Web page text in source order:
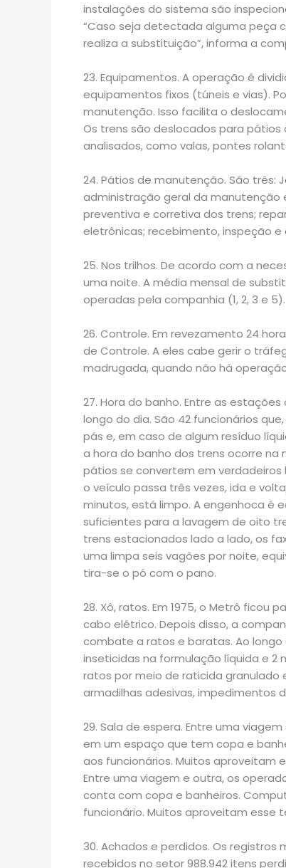
instalações do sistema são
“Caso seja detectada alguma peça
realiza a substituição”, informa a
23. Equipamentos. A operação é
equipamentos fixos (túneis e vias).
manutenção. Isso facilita o
Os trens são deslocados para
analisados, como valas, pontes
24. Pátios de manutenção. São três:
administração geral da manutenção
preventiva e corretiva dos trens;
eletrônicas; recebimento, inspeção
25. Nos trilhos. De acordo com a
uma noite. A média mensal de
operadas pela companhia (1, 2, 3 e 5).
26. Controle. Em revezamento 24
de Controle. A eles cabe gerir o
madrugada, quando não há
27. Hora do banho. Entre as
longo do dia. São 42 funcionários
pás e, em caso de algum resíduo
a hora do banho dos trens ocorre na
pátios se convertem em verdadeiros
o veículo passa três vezes, ida e
minutos, está limpo. A engenhoca é
suficientes para a lavagem de oito
trens estacionados lado a lado, os
uma limpa seis vagões por noite,
tira-se o pó com o pano.
28. Xô, ratos. Em 1975, o Metrô ficou
cabo elétrico. Depois disso, a
combate a ratos e baratas. Ao
inseticidas na formulação líquida e 2
ratos por meio de raticida granulado
armadilhas adesivas, impedimentos
29. Sala de espera. Entre uma
em um espaço que tem copa e
aos funcionários. Muitos aproveitam
Entre uma viagem e outra, os
conta com copa e banheiros.
funcionário. Muitos aproveitam esse
30. Achados e perdidos. Os registros
recebidos no setor 988.942 itens